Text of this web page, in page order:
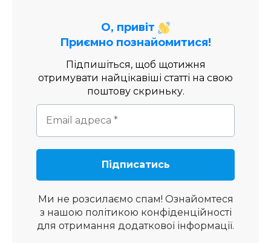
О, привіт
Приємно познайомитися!
Підпишіться, щоб щотижня
отримувати найцікавіші статті на свою
поштову скриньку.
Ми не розсилаємо спам! Ознайомтеся
з нашою політикою конфіденційності
для отримання додаткової інформації.